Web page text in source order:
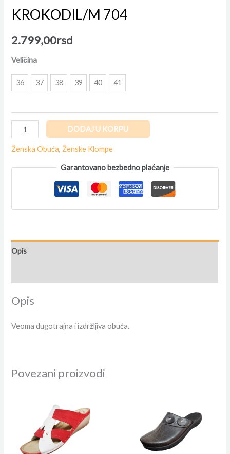
KROKODIL/M 704
2.799,00rsd
Veličina
36 37 38 39 40 41
DODAJ U KORPU
Ženska Obuća,Ženske Klompe
Garantovano bezbedno plaćanje
Opis
Opis
Veoma dugotrajna i izdržljiva obuća.
Povezani proizvodi